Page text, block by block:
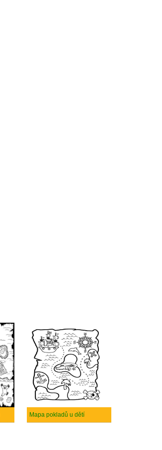
Mapa pokladů u dětí